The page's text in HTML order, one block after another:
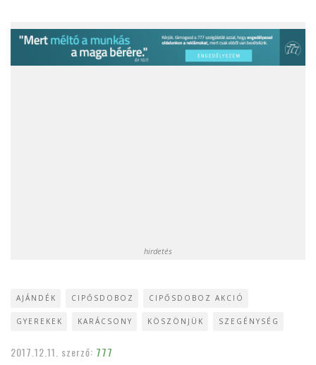
hirdetés
AJÁNDÉK CIPŐSDOBOZ CIPŐSDOBOZ AKCIÓ
GYEREKEK KARÁCSONY KÖSZÖNJÜK SZEGÉNYSÉG
2017.12.11. szerző: 777